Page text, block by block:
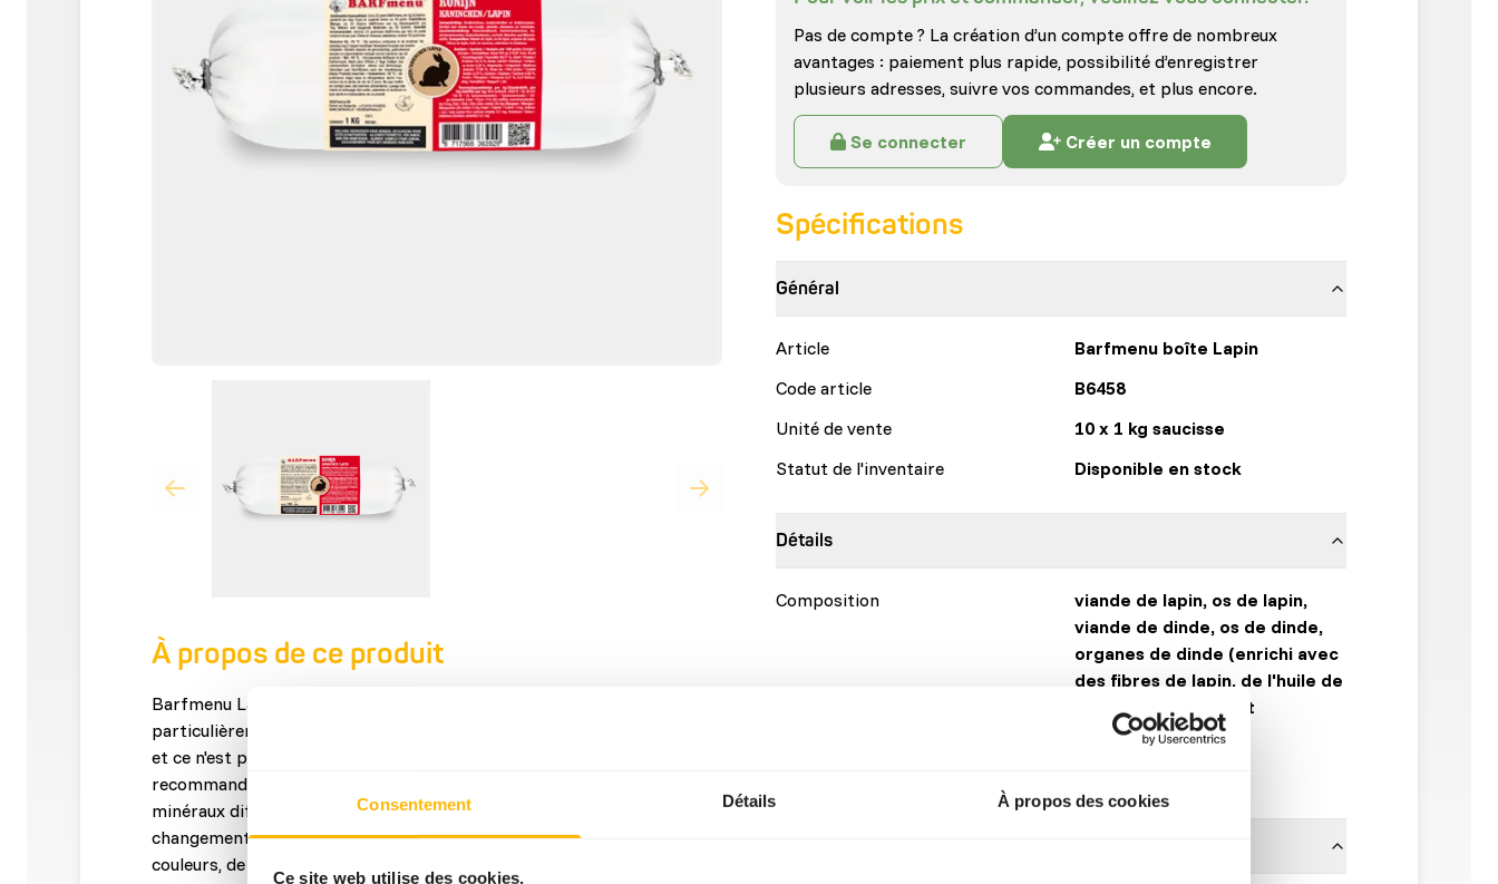
Consentement Détails À propos des cookies
Ce site web utilise des cookies.
À propos de ce produit
Barfmenu Lapin (et Dinde) 1kg est une alimentation complète et
particulièrement approprié pour l'utilisation dans un schéma de BARF
et ce n'est pas besoin de l'alterner. Cependant, la variation est toujours
recommandée car chaque espèce animale contient des vitamines et
minéraux différents, et chaque animal apprécie également un peu de
changement. BARFmenu complet ne contient pas de parfums, de
couleurs, de saveurs et/ou de conservateurs. BARFmenu est sans
Pas de compte ? La création d’un compte offre de nombreux
avantages : paiement plus rapide, possibilité d’enregistrer
plusieurs adresses, suivre vos commandes, et plus encore.
Se connecter Créer un compte
Spécifications
Général
Article
Barfmenu boîte Lapin
Code article
B6458
Unité de vente
10 x 1 kg saucisse
Statut de l'inventaire
Disponible en stock
Détails
Composition
viande de lapin, os de lapin,
viande de dinde, os de dinde,
organes de dinde (enrichi avec
des fibres de lapin, de l'huile de
saumon, vitamines et
minéraux).